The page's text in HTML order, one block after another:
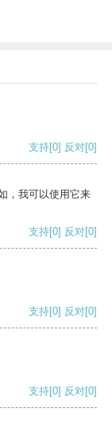
支持[0] 反对[0]
，我可以使用它来
支持[0] 反对[0]
支持[0] 反对[0]
支持[0] 反对[0]